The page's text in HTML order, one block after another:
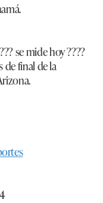
se mide hoy ????
de final de la